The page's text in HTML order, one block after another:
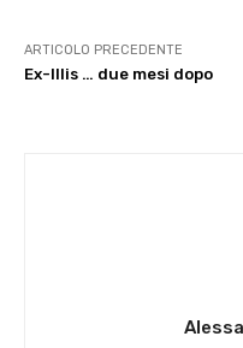
ARTICOLO PRECEDENTE
Ex-Illis … due mesi dopo